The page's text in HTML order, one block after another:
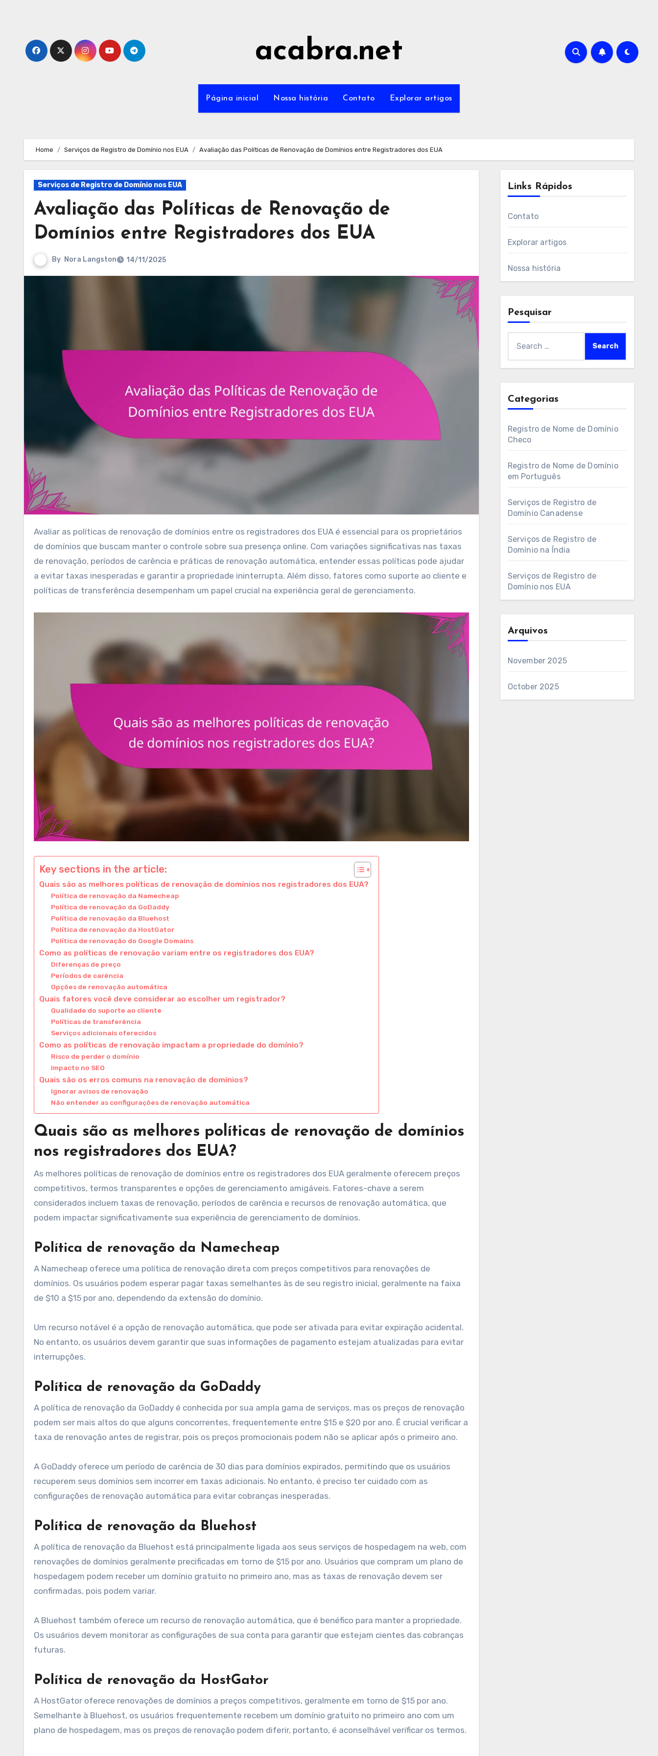
acabra.net
Página inicial Nossa história Contato Explorar artigos
Home Serviços de Registro de Domínio nos EUA Avaliação das Políticas de Renovação de Domínios entre Registradores dos EUA
Serviços de Registro de Domínio nos EUA
Avaliação das Políticas de Renovação de
Domínios entre Registradores dos EUA
By Nora Langston 14/11/2025
Avaliar as políticas de renovação de domínios entre os registradores dos EUA é essencial para os proprietários
de domínios que buscam manter o controle sobre sua presença online. Com variações significativas nas taxas
de renovação, períodos de carência e práticas de renovação automática, entender essas políticas pode ajudar
a evitar taxas inesperadas e garantir a propriedade ininterrupta. Além disso, fatores como suporte ao cliente e
políticas de transferência desempenham um papel crucial na experiência geral de gerenciamento.
Key sections in the article:
Quais são as melhores políticas de renovação de domínios nos registradores dos EUA?
Política de renovação da Namecheap
Política de renovação da GoDaddy
Política de renovação da Bluehost
Política de renovação da HostGator
Política de renovação do Google Domains
Como as políticas de renovação variam entre os registradores dos EUA?
Diferenças de preço
Períodos de carência
Opções de renovação automática
Quais fatores você deve considerar ao escolher um registrador?
Qualidade do suporte ao cliente
Políticas de transferência
Serviços adicionais oferecidos
Como as políticas de renovação impactam a propriedade do domínio?
Risco de perder o domínio
Impacto no SEO
Quais são os erros comuns na renovação de domínios?
Ignorar avisos de renovação
Não entender as configurações de renovação automática
Quais são as melhores políticas de renovação de domínios
nos registradores dos EUA?
As melhores políticas de renovação de domínios entre os registradores dos EUA geralmente oferecem preços
competitivos, termos transparentes e opções de gerenciamento amigáveis. Fatores-chave a serem
considerados incluem taxas de renovação, períodos de carência e recursos de renovação automática, que
podem impactar significativamente sua experiência de gerenciamento de domínios.
Política de renovação da Namecheap
A Namecheap oferece uma política de renovação direta com preços competitivos para renovações de
domínios. Os usuários podem esperar pagar taxas semelhantes às de seu registro inicial, geralmente na faixa
de $10 a $15 por ano, dependendo da extensão do domínio.
Um recurso notável é a opção de renovação automática, que pode ser ativada para evitar expiração acidental.
No entanto, os usuários devem garantir que suas informações de pagamento estejam atualizadas para evitar
interrupções.
Política de renovação da GoDaddy
A política de renovação da GoDaddy é conhecida por sua ampla gama de serviços, mas os preços de renovação
podem ser mais altos do que alguns concorrentes, frequentemente entre $15 e $20 por ano. É crucial verificar a
taxa de renovação antes de registrar, pois os preços promocionais podem não se aplicar após o primeiro ano.
A GoDaddy oferece um período de carência de 30 dias para domínios expirados, permitindo que os usuários
recuperem seus domínios sem incorrer em taxas adicionais. No entanto, é preciso ter cuidado com as
configurações de renovação automática para evitar cobranças inesperadas.
Política de renovação da Bluehost
A política de renovação da Bluehost está principalmente ligada aos seus serviços de hospedagem na web, com
renovações de domínios geralmente precificadas em torno de $15 por ano. Usuários que compram um plano de
hospedagem podem receber um domínio gratuito no primeiro ano, mas as taxas de renovação devem ser
confirmadas, pois podem variar.
A Bluehost também oferece um recurso de renovação automática, que é benéfico para manter a propriedade.
Os usuários devem monitorar as configurações de sua conta para garantir que estejam cientes das cobranças
futuras.
Política de renovação da HostGator
A HostGator oferece renovações de domínios a preços competitivos, geralmente em torno de $15 por ano.
Semelhante à Bluehost, os usuários frequentemente recebem um domínio gratuito no primeiro ano com um
plano de hospedagem, mas os preços de renovação podem diferir, portanto, é aconselhável verificar os termos.
Links Rápidos
Contato
Explorar artigos
Nossa história
Pesquisar
for:
Categorias
Registro de Nome de Domínio
Checo
Registro de Nome de Domínio
em Português
Serviços de Registro de
Domínio Canadense
Serviços de Registro de
Domínio na Índia
Serviços de Registro de
Domínio nos EUA
Arquivos
November 2025
October 2025